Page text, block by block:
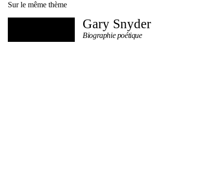
Sur le même thème
Gary Snyder
Biographie poétique